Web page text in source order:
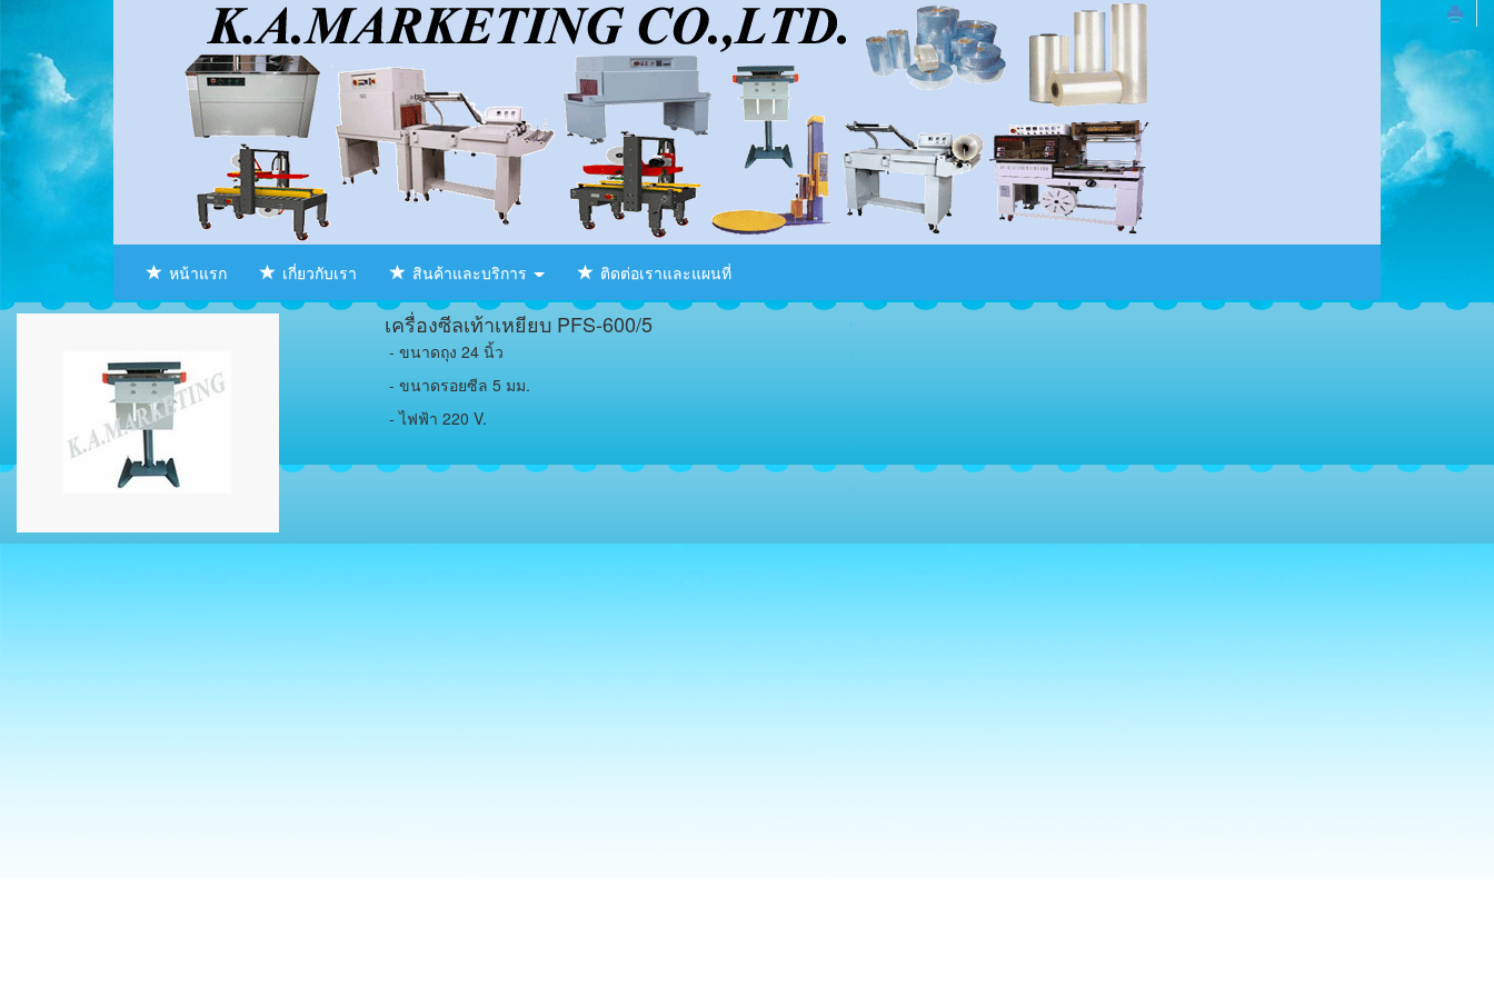
หน้าแรก เกี่ยวกับเรา สินค้าและบริการ ติดต่อเราและแผนที่
เครื่องซีลเท้าเหยียบ PFS-600/5
- ขนาดถุง 24 นิ้ว
- ขนาดรอยซีล 5 มม.
- ไฟฟ้า 220 V.